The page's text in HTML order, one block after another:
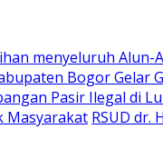
menyeluruh
Bogor
Pasir Ilegal di
Masyarakat RSUD dr.